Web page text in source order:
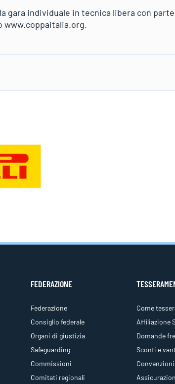
gara individuale in tecnica libera con
www.coppaitalia.org.
FEDERAZIONE
Federazione
Consiglio federale
Organi di giustizia
Safeguarding
Commissioni
Comitati regionali
Come
Affiliazione
Domande
Sconti e